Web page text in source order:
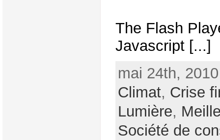
The Flash
Javascript [...]
mai 24th,
Climat, Crise
Lumière,
Société de